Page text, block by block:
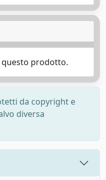
questo prodotto.
da copyright e
diversa